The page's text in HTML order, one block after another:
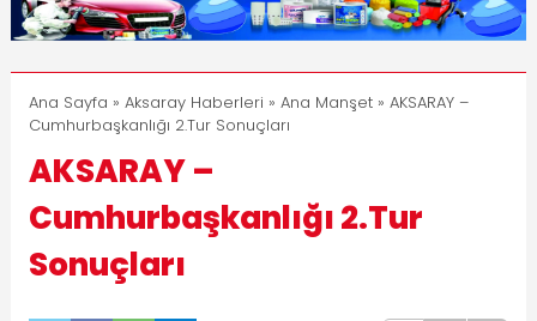
11:30
Birlikhaber.com Yayın Hayatına Başladı | Hızlı ve
Akıllı Haber Platformu
13:33 Taşımacılıkta Dijital Devrim: Rota Sepetim
Ana Sayfa » Aksaray Haberleri » Ana Manşet» AKSARAY –
Cumhurbaşkanlığı 2.Tur Sonuçları
AKSARAY –
Cumhurbaşkanlığı 2.Tur
Sonuçları